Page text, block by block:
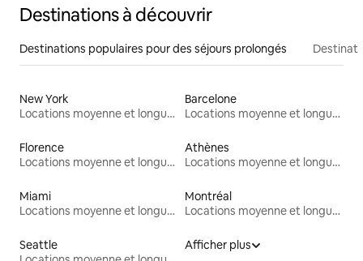
Destinations à découvrir
Destinations populaires pour des séjours prolongés
New York
Locations moyenne et longue durée
Barcelone
Locations moyenne et longue durée
Florence
Locations moyenne et longue durée
Athènes
Locations moyenne et longue durée
Miami
Locations moyenne et longue durée
Montréal
Locations moyenne et longue durée
Seattle
Afficher plus